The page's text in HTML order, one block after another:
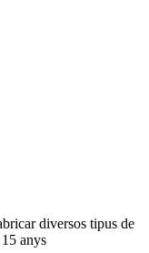
diversos tipus de
anys